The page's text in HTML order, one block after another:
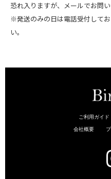
恐れ入りますが、メールでお問い
※発送のみの日は電話受付して
い。